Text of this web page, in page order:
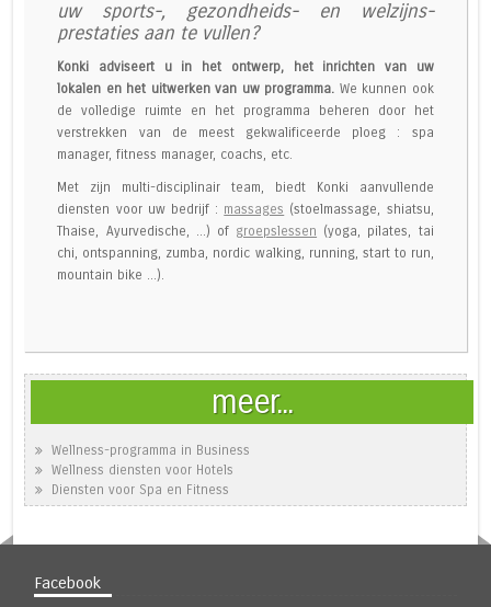
uw sports-, gezondheids- en welzijns-
prestaties aan te vullen?
Konki adviseert u in het ontwerp, het inrichten van uw
lokalen en het uitwerken van uw programma. We kunnen ook
de volledige ruimte en het programma beheren door het
verstrekken van de meest gekwalificeerde ploeg : spa
manager, fitness manager, coachs, etc.
Met zijn multi-disciplinair team, biedt Konki aanvullende
diensten voor uw bedrijf : massages (stoelmassage, shiatsu,
Thaise, Ayurvedische, ...) of groepslessen (yoga, pilates, tai
chi, ontspanning, zumba, nordic walking, running, start to run,
mountain bike ...).
meer...
Wellness-programma in Business
Wellness diensten voor Hotels
Diensten voor Spa en Fitness
Facebook